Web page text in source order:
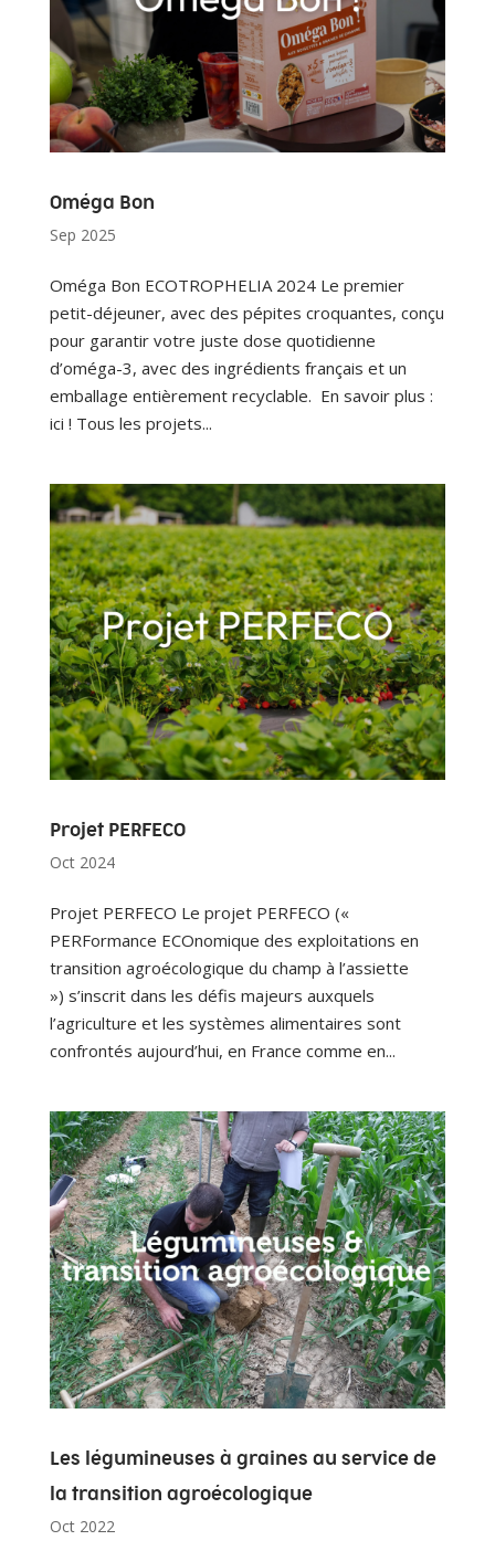
Oméga Bon
Sep 2025
Oméga Bon ECOTROPHELIA 2024 Le premier
petit-déjeuner, avec des pépites croquantes, conçu
pour garantir votre juste dose quotidienne
d’oméga-3, avec des ingrédients français et un
emballage entièrement recyclable. En savoir plus :
ici ! Tous les projets...
Projet PERFECO
Oct 2024
Projet PERFECO Le projet PERFECO («
PERFormance ECOnomique des exploitations en
transition agroécologique du champ à l’assiette
») s’inscrit dans les défis majeurs auxquels
l’agriculture et les systèmes alimentaires sont
confrontés aujourd’hui, en France comme en...
Les légumineuses à graines au service de
la transition agroécologique
Oct 2022